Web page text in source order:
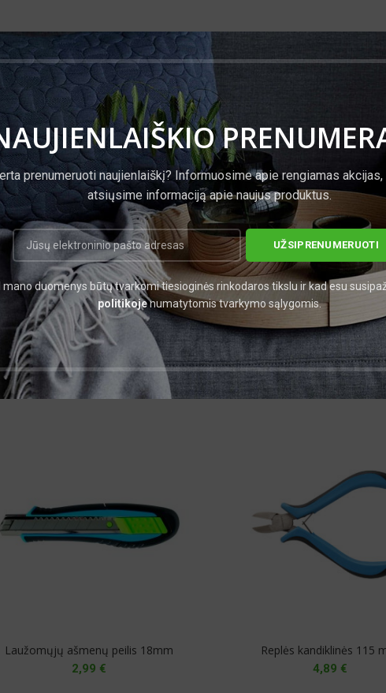
prenumeruoti naujienlaiškį? Informuosime apie rengiamas
atsiųsime informaciją apie naujus produktus.
mano duomenys būtų tvarkomi tiesioginės rinkodaros tikslu ir kad esu
politikojenumatytomis tvarkymo sąlygomis.
mm
(Rokvelo skalė), HRC
Laužomųjų ašmenų peilis 18mm
2,99 €
Replės kandiklinės 115
4,89 €